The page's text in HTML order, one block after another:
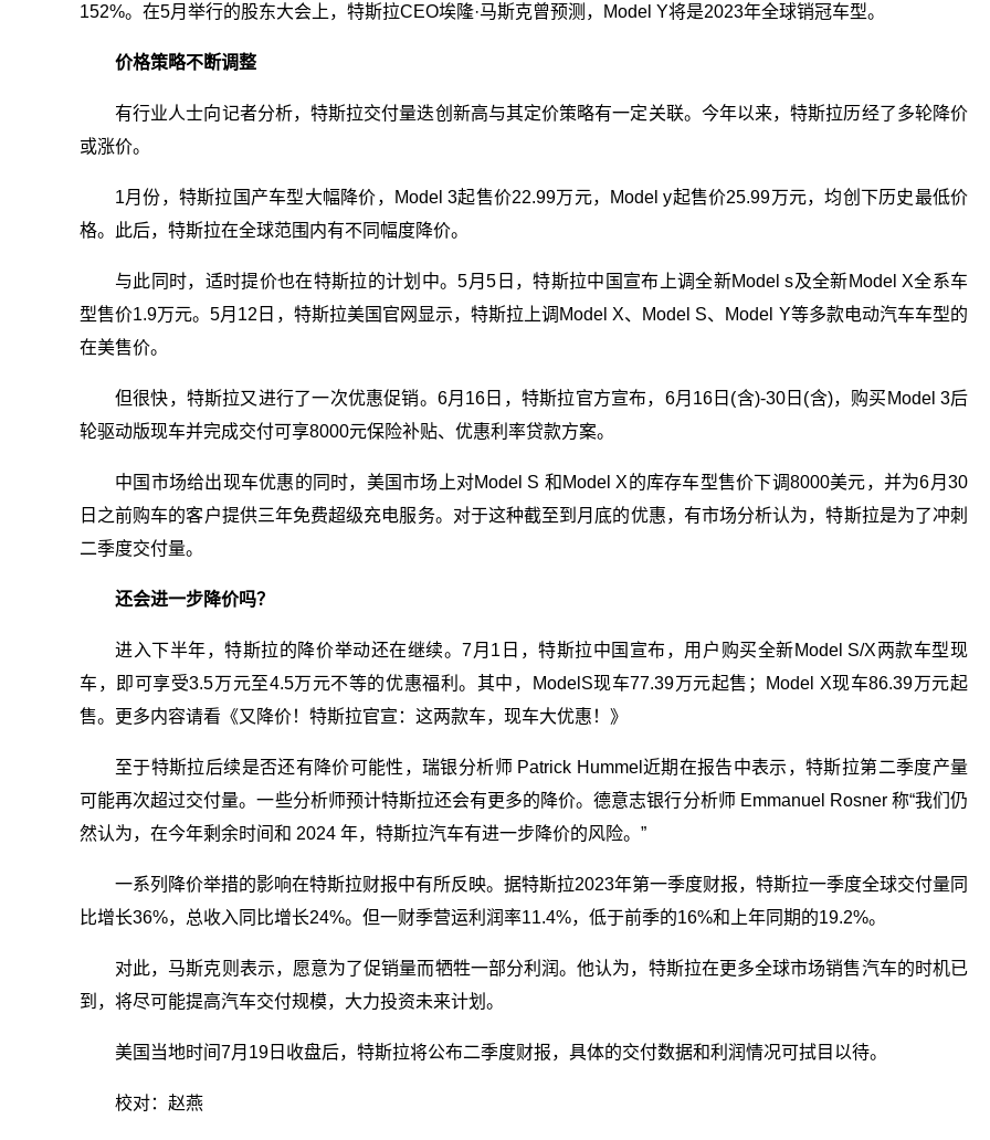
152%。在5月举行的股东大会上，特斯拉CEO埃隆·马斯克曾预测，Model Y将是2023年全球销冠车型。
价格策略不断调整
有行业人士向记者分析，特斯拉交付量迭创新高与其定价策略有一定关联。今年以来，特斯拉历经了多轮降价
或涨价。
1月份，特斯拉国产车型大幅降价，Model 3起售价22.99万元，Model y起售价25.99万元，均创下历史最低价
格。此后，特斯拉在全球范围内有不同幅度降价。
与此同时，适时提价也在特斯拉的计划中。5月5日，特斯拉中国宣布上调全新Model s及全新Model X全系车
型售价1.9万元。5月12日，特斯拉美国官网显示，特斯拉上调Model X、Model S、Model Y等多款电动汽车车型的
在美售价。
但很快，特斯拉又进行了一次优惠促销。6月16日，特斯拉官方宣布，6月16日(含)-30日(含)，购买Model 3后
轮驱动版现车并完成交付可享8000元保险补贴、优惠利率贷款方案。
中国市场给出现车优惠的同时，美国市场上对Model S 和Model X的库存车型售价下调8000美元，并为6月30
日之前购车的客户提供三年免费超级充电服务。对于这种截至到月底的优惠，有市场分析认为，特斯拉是为了冲刺
二季度交付量。
还会进一步降价吗？
进入下半年，特斯拉的降价举动还在继续。7月1日，特斯拉中国宣布，用户购买全新Model S/X两款车型现
车，即可享受3.5万元至4.5万元不等的优惠福利。其中，ModelS现车77.39万元起售；Model X现车86.39万元起
售。更多内容请看《又降价！特斯拉官宣：这两款车，现车大优惠！》
至于特斯拉后续是否还有降价可能性，瑞银分析师 Patrick Hummel近期在报告中表示，特斯拉第二季度产量
可能再次超过交付量。一些分析师预计特斯拉还会有更多的降价。德意志银行分析师 Emmanuel Rosner 称“我们仍
然认为，在今年剩余时间和 2024 年，特斯拉汽车有进一步降价的风险。”
一系列降价举措的影响在特斯拉财报中有所反映。据特斯拉2023年第一季度财报，特斯拉一季度全球交付量同
比增长36%，总收入同比增长24%。但一财季营运利润率11.4%，低于前季的16%和上年同期的19.2%。
对此，马斯克则表示，愿意为了促销量而牺牲一部分利润。他认为，特斯拉在更多全球市场销售汽车的时机已
到，将尽可能提高汽车交付规模，大力投资未来计划。
美国当地时间7月19日收盘后，特斯拉将公布二季度财报，具体的交付数据和利润情况可拭目以待。
校对：赵燕